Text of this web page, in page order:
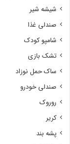
شیشه شیر
صندلی غذا
شامپو کودک
تشک بازی
ساک حمل نوزاد
صندلی خودرو
روروک
کریر
پشه بند